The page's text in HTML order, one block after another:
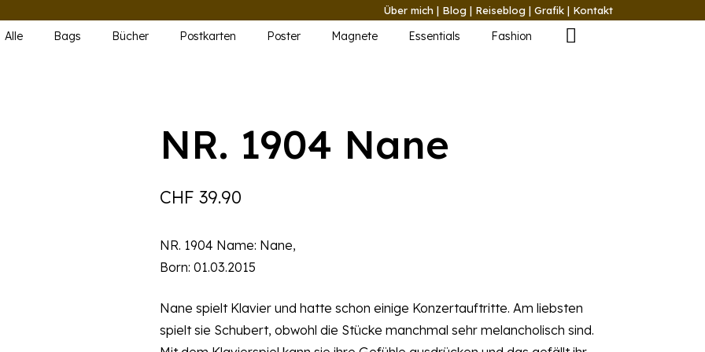
Über mich | Blog | Reiseblog | Grafik | Kontakt
Alle Bags Bücher Postkarten Poster Magnete Essentials Fashion
NR. 1904 Nane
CHF 39.90
NR. 1904 Name: Nane,
Born: 01.03.2015
Nane spielt Klavier und hatte schon einige Konzertauftritte. Am liebsten
spielt sie Schubert, obwohl die Stücke manchmal sehr melancholisch sind.